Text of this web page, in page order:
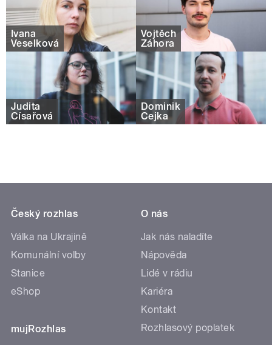
Ivana
Veselková
Vojtěch
Záhora
Judita
Císařová
Dominik
Čejka
Český rozhlas
Válka na Ukrajině
Komunální volby
Stanice
eShop
mujRozhlas
O nás
Jak nás naladíte
Nápověda
Lidé v rádiu
Kariéra
Kontakt
Rozhlasový poplatek